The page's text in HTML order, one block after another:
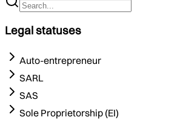
Legal statuses
Auto-entrepreneur
SARL
SAS
Sole Proprietorship (EI)